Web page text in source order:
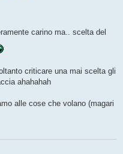
carino ma.. scelta del
criticare una mai scelta gli
ahahahah
alle cose che volano (magari